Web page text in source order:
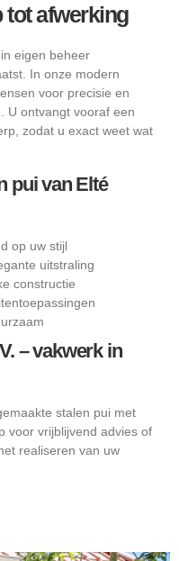
tot afwerking
eigen beheer
In onze modern
voor precisie en
U ontvangt vooraf een
zodat u exact weet wat
pui van Elté
op uw stijl
uitstraling
constructie
– vakwerk in
stalen pui met
voor vrijblijvend advies of
realiseren van uw